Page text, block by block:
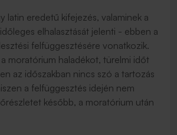
latin eredetű kifejezés, valaminek a
elhalasztását jelenti - ebben a
felfüggesztésére vonatkozik.
moratórium haladékot, türelmi időt
az időszakban nincs szó a tartozás
a felfüggesztés idején nem
később, a moratórium után